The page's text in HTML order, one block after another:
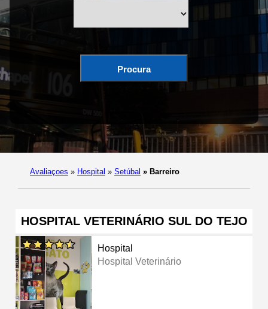
Procura
Avaliaçoes » Hospital » Setúbal » Barreiro
HOSPITAL VETERINÁRIO SUL DO TEJO
Hospital
Hospital Veterinário